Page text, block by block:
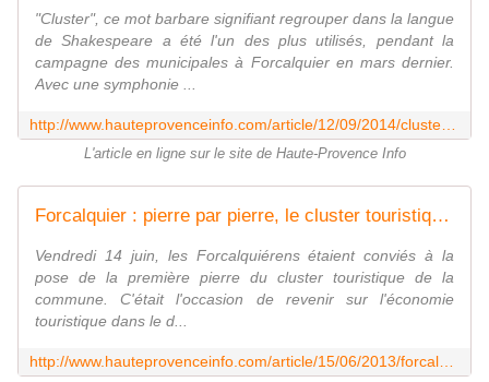
"Cluster", ce mot barbare signifiant regrouper dans la langue
de Shakespeare a été l'un des plus utilisés, pendant la
campagne des municipales à Forcalquier en mars dernier.
Avec une symphonie ...
L'article en ligne sur le site de Haute-Provence Info
Forcalquier : pierre par pierre, le cluster touristique sera bientôt prêt
Vendredi 14 juin, les Forcalquiérens étaient conviés à la
pose de la première pierre du cluster touristique de la
commune. C'était l'occasion de revenir sur l'économie
touristique dans le d...